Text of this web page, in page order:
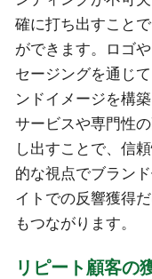
確に打ち出すこと
ができます。ロゴ
セージングを通じ
ンドイメージを構
サービスや専門性
し出すことで、信
的な視点でブラン
イトでの反響獲得
もつながります。
リピート顧客の